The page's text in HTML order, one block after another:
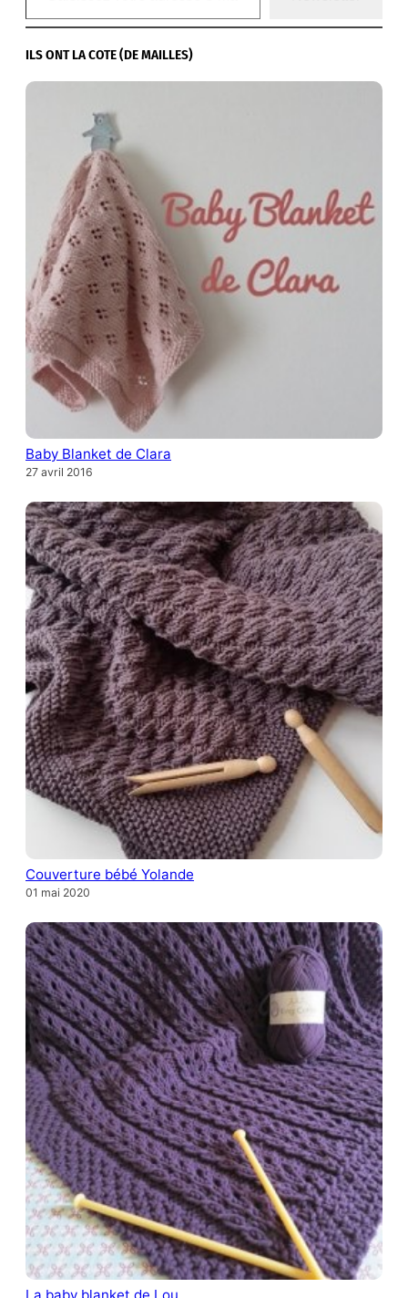
ILS ONT LA COTE (DE MAILLES)
Baby Blanket de Clara
27 avril 2016
Couverture bébé Yolande
01 mai 2020
La baby blanket de Lou